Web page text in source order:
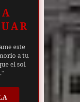
este
a tu
el sol